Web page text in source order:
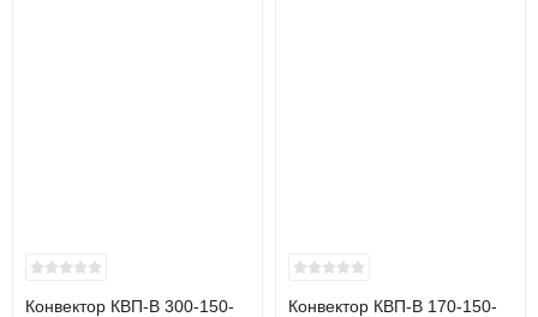
Конвектор КВП-В 300-150-
Конвектор КВП-В 170-150-